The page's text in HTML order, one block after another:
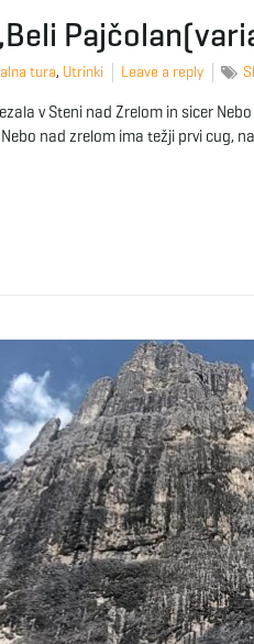
tura, Utrinki Leave a reply
v Steni nad Zrelom in sicer
nad zrelom ima težji prvi cug,